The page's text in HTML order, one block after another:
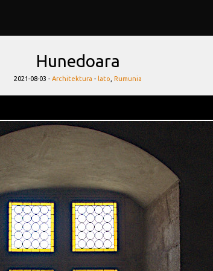
Hunedoara
2021-08-03 - Categories
Architektura - Tags
lato Rumunia